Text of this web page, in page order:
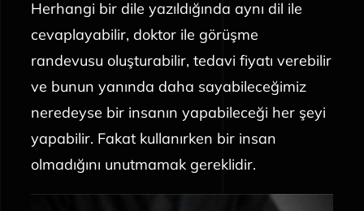
Herhangi bir dile yazıldığında aynı dil ile
cevaplayabilir, doktor ile görüşme
randevusu oluşturabilir, tedavi fiyatı verebilir
ve bunun yanında daha sayabileceğimiz
neredeyse bir insanın yapabileceği her şeyi
yapabilir. Fakat kullanırken bir insan
olmadığını unutmamak gereklidir.